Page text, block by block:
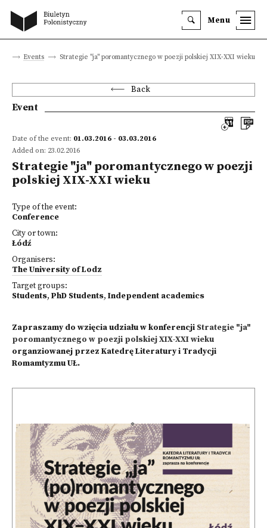
Menu
Events Strategie "ja" poromantycznego w poezji polskiej XIX-XXI wieku
Back
Event
Date of the event: 01.03.2016 - 03.03.2016
Added on: 23.02.2016
Strategie "ja" poromantycznego w poezji
polskiej XIX-XXI wieku
Type of the event:
Conference
City or town:
Łódź
Organisers:
The University of Lodz
Target groups:
Students, PhD Students, Independent academics
Zapraszamy do wzięcia udziału w konferencji Strategie "ja"
poromantycznego w poezji polskiej XIX-XXI wieku
organziowanej przez Katedrę Literatury i Tradycji
Romamtyzmu UŁ.